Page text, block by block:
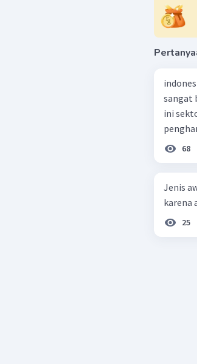
sangat
ini
68
Jenis
karena
25